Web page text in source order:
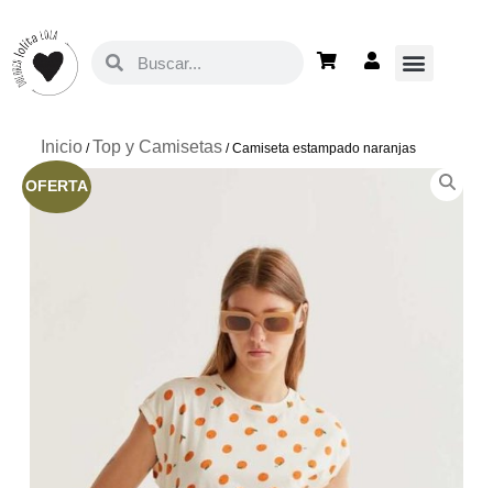
Inicio/Top y Camisetas/ Camiseta estampado naranjas
OFERTA